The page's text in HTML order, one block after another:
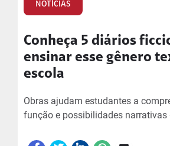
NOTÍCIAS
Conheça 5 diários
ensinar esse gênero
escola
Obras ajudam estudantes a
função e possibilidades narrativas